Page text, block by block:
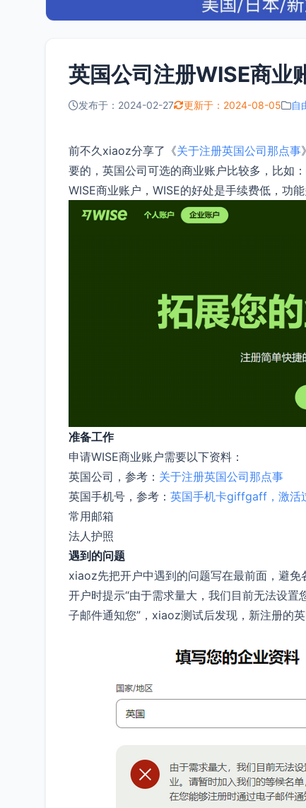
英国公司注册WISE商业
发布于：2024-02-27 更新于：2024-08-05 自
前不久xiaoz分享了《关于注册英国公司那点事
要的，英国公司可选的商业账户比较多，比如
WISE商业账户，WISE的好处是手续费低，功
准备工作
申请WISE商业账户需要以下资料：
英国公司，参考： 关于注册英国公司那点事
英国手机号，参考： 英国手机卡giffgaff，激活
常用邮箱
法人护照
遇到的问题
xiaoz先把开户中遇到的问题写在最前面，避免
开户时提示“由于需求量大，我们目前无法设
子邮件通知您”，xiaoz测试后发现，新注册的